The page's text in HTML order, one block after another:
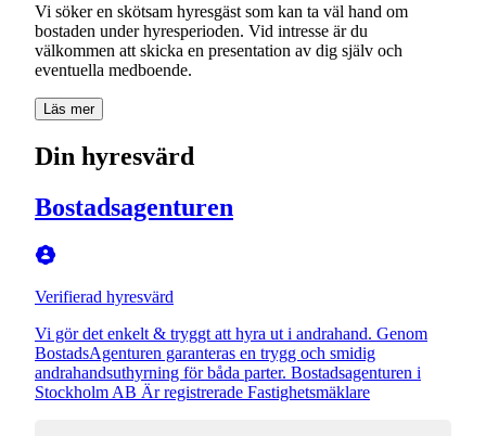
Vi söker en skötsam hyresgäst som kan ta väl hand om
bostaden under hyresperioden. Vid intresse är du
välkommen att skicka en presentation av dig själv och
eventuella medboende.
Läs mer
Din hyresvärd
Bostadsagenturen
Verifierad hyresvärd
Vi gör det enkelt & tryggt att hyra ut i andrahand. Genom
BostadsAgenturen garanteras en trygg och smidig
andrahandsuthyrning för båda parter. Bostadsagenturen i
Stockholm AB Är registrerade Fastighetsmäklare